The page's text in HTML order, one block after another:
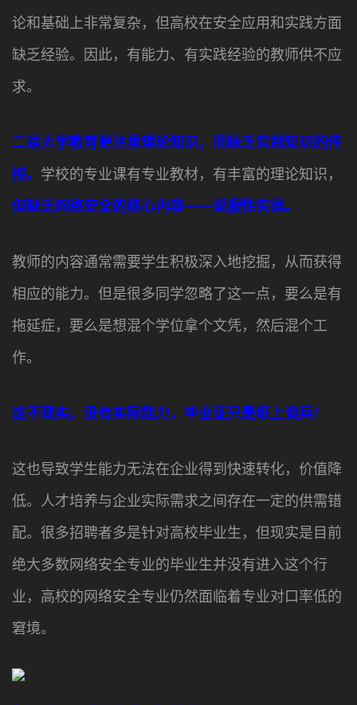
论和基础上非常复杂，但高校在安全应用和实践方面
缺乏经验。因此，有能力、有实践经验的教师供不应
求。
二是大学教育更注重理论知识，而缺乏实践知识的传
授。 学校的专业课有专业教材，有丰富的理论知识，
但缺乏网络安全的核心内容——说服性实操。
教师的内容通常需要学生积极深入地挖掘，从而获得
相应的能力。但是很多同学忽略了这一点，要么是有
拖延症，要么是想混个学位拿个文凭，然后混个工
作。
这不现实。没有实际能力，毕业证只是纸上谈兵！
这也导致学生能力无法在企业得到快速转化，价值降
低。人才培养与企业实际需求之间存在一定的供需错
配。很多招聘者多是针对高校毕业生，但现实是目前
绝大多数网络安全专业的毕业生并没有进入这个行
业，高校的网络安全专业仍然面临着专业对口率低的
窘境。